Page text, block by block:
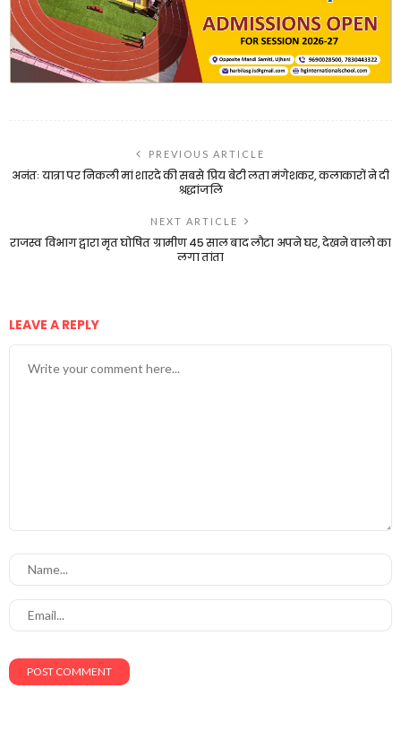
PREVIOUS ARTICLE
अनंतः यात्रा पर निकली मां शारदे की सबसे प्रिय बेटी लता मंगेशकर, कलाकारों ने दी
श्रद्धांजलि
NEXT ARTICLE
राजस्व विभाग द्वारा मृत घोषित ग्रामीण 45 साल बाद लौटा अपने घर, देखने वालो का
लगा तांता
LEAVE A REPLY